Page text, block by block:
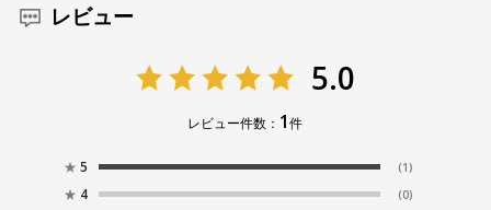
レビュー
5.0
レビュー件数： 1件
★ 5 (1)
★ 4 (0)